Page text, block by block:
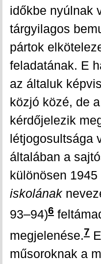
időkbe nyúlnak
tárgyilagos
pártok
feladatának. E
az általuk
közjó közé, de
kérdőjelezik
létjogosultsága
általában a
különösen
iskolának
93–94)6
megjelenése.7
műsoroknak a